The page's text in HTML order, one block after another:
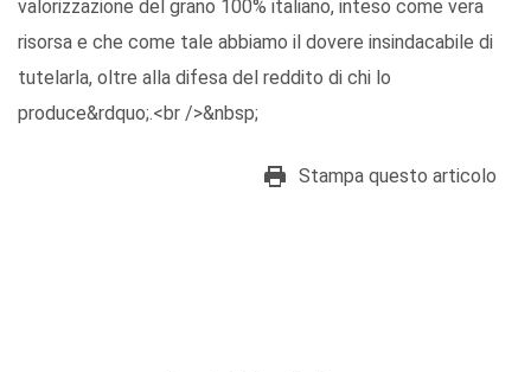
valorizzazione del grano 100% italiano, inteso come vera
risorsa e che come tale abbiamo il dovere insindacabile di
tutelarla, oltre alla difesa del reddito di chi lo
produce&rdquo;.<br />&nbsp;
Stampa questo articolo